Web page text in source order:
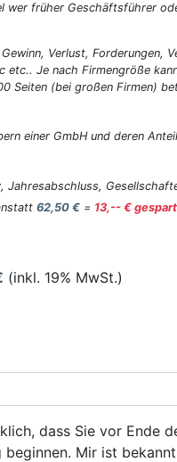
wer früher Geschäftsführer
Verlust, Forderungen,
Je nach Firmengröße
Seiten (bei großen Firmen)
einer GmbH und deren
Jahresabschluss,
62,50 € = 13,-- €
(inkl. 19% MwSt.)
dass Sie vor Ende
Mir ist